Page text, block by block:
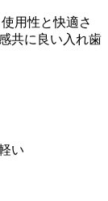
用性と快適さ
共に良い入れ歯
い